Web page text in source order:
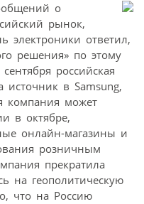
о
рынок,
электроники ответил,
решения» по этому
российская
источник в Samsung,
компания может
в октябре,
онлайн-магазины и
розничным
прекратила
на геополитическую
что на Россию